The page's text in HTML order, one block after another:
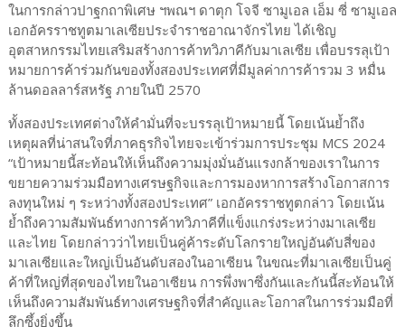
ในการกล่าวปาฐกถาพิเศษ ฯพณฯ ดาตุก โจจี ซามูเอล เอ็ม ซี่ ซามูเอล
เอกอัครราชทูตมาเลเซียประจำราชอาณาจักรไทย ได้เชิญ
อุตสาหกรรมไทยเสริมสร้างการค้าทวิภาคีกับมาเลเซีย เพื่อบรรลุเป้า
หมายการค้าร่วมกันของทั้งสองประเทศที่มีมูลค่าการค้ารวม 3 หมื่น
ล้านดอลลาร์สหรัฐ ภายในปี 2570
ทั้งสองประเทศต่างให้คำมั่นที่จะบรรลุเป้าหมายนี้ โดยเน้นย้ำถึง
เหตุผลที่น่าสนใจที่ภาคธุรกิจไทยจะเข้าร่วมการประชุม MCS 2024
“เป้าหมายนี้สะท้อนให้เห็นถึงความมุ่งมั่นอันแรงกล้าของเราในการ
ขยายความร่วมมือทางเศรษฐกิจและการมองหาการสร้างโอกาสการ
ลงทุนใหม่ ๆ ระหว่างทั้งสองประเทศ” เอกอัครราชทูตกล่าว โดยเน้น
ย้ำถึงความสัมพันธ์ทางการค้าทวิภาคีที่แข็งแกร่งระหว่างมาเลเซีย
และไทย โดยกล่าวว่าไทยเป็นคู่ค้าระดับโลกรายใหญ่อันดับสี่ของ
มาเลเซียและใหญ่เป็นอันดับสองในอาเซียน ในขณะที่มาเลเซียเป็นคู่
ค้าที่ใหญ่ที่สุดของไทยในอาเซียน การพึ่งพาซึ่งกันและกันนี้สะท้อนให้
เห็นถึงความสัมพันธ์ทางเศรษฐกิจที่สำคัญและโอกาสในการร่วมมือที่
ลึกซึ้งยิ่งขึ้น